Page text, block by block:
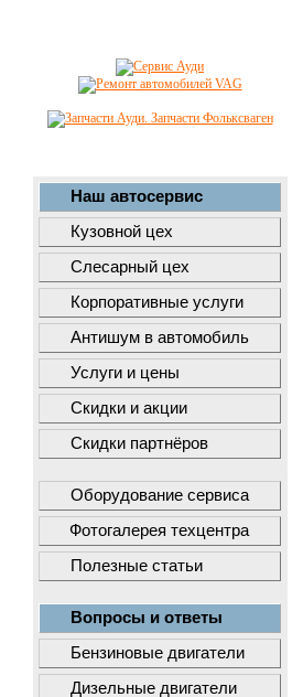
Наш автосервис
Кузовной цех
Слесарный цех
Корпоративные услуги
Антишум в автомобиль
Услуги и цены
Скидки и акции
Скидки партнёров
Оборудование сервиса
Фотогалерея техцентра
Полезные статьи
Вопросы и ответы
Бензиновые двигатели
Дизельные двигатели